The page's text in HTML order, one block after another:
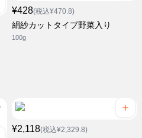
¥428(税込¥470.8)
絹紗カットタイプ野菜入り
100g
¥2,118(税込¥2,329.8)